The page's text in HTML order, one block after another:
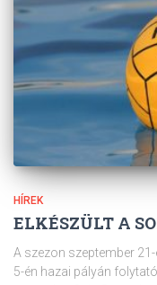
HÍREK
ELKÉSZÜLT A
A szezon szeptember
5-én hazai pályán